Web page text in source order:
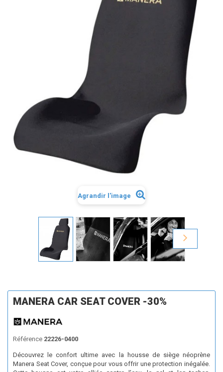
Agrandir l'image
MANERA CAR SEAT COVER -30%
Référence 22226-0400
Découvrez le confort ultime avec la housse de siège néoprène
Manera Seat Cover, conçue pour vous offrir une protection inégalée.